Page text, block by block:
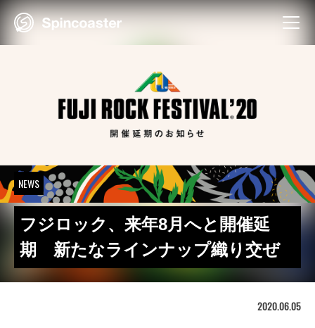
Skip
NEWS
フジロック、来年8月へと開催延
期 新たなラインナップ織り交ぜ
2020.06.05